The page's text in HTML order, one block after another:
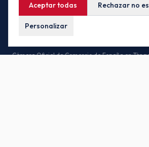
Aceptar todas Rechazar no
Personalizar
Cámara Oficial de Comercio de España en